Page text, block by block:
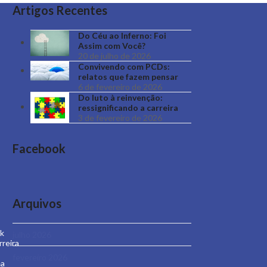
Artigos Recentes
Do Céu ao Inferno: Foi
Assim com Você?
20 de julho de 2026
Convivendo com PCDs:
relatos que fazem pensar
6 de fevereiro de 2026
Do luto à reinvenção:
ressignificando a carreira
3 de fevereiro de 2026
Facebook
Arquivos